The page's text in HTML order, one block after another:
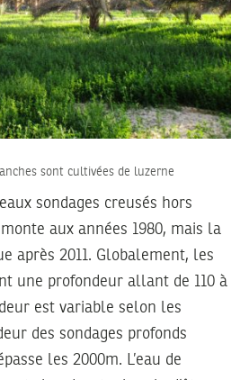
sont cultivées de luzerne
sondages creusés hors
aux années 1980, mais la
après 2011. Globalement, les
une profondeur allant de 110 à
est variable selon les
des sondages profonds
les 2000m. L’eau de